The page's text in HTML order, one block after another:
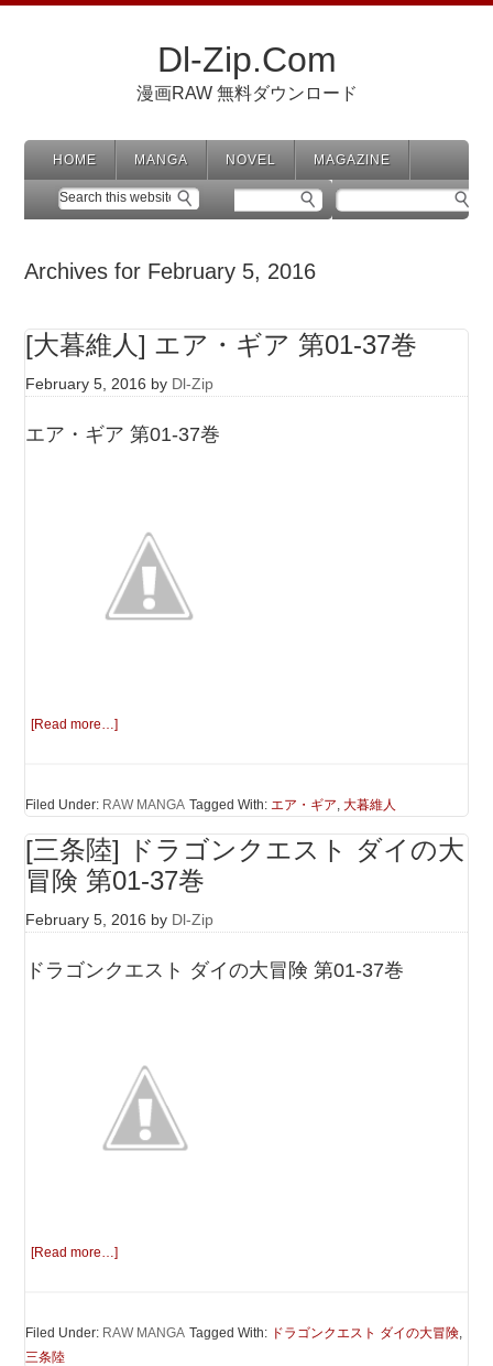
Dl-Zip.Com
漫画RAW 無料ダウンロード
HOME MANGA NOVEL MAGAZINE
Archives for February 5, 2016
[大暮維人] エア・ギア 第01-37巻
February 5, 2016 by Dl-Zip
エア・ギア 第01-37巻
[Read more…]
Filed Under: RAW MANGA Tagged With:エア・ギア,大暮維人
[三条陸] ドラゴンクエスト ダイの大
冒険 第01-37巻
February 5, 2016 by Dl-Zip
ドラゴンクエスト ダイの大冒険 第01-37巻
[Read more…]
Filed Under: RAW MANGA Tagged With: ドラゴンクエスト ダイの大冒険,
三条陸